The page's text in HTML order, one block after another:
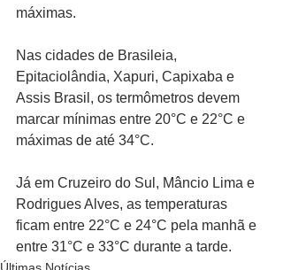
máximas.
Nas cidades de Brasileia,
Epitaciolândia, Xapuri, Capixaba e
Assis Brasil, os termômetros devem
marcar mínimas entre 20°C e 22°C e
máximas de até 34°C.
Já em Cruzeiro do Sul, Mâncio Lima e
Rodrigues Alves, as temperaturas
ficam entre 22°C e 24°C pela manhã e
entre 31°C e 33°C durante a tarde.